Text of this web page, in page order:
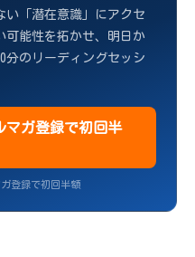
い「潜在意識」にアクセ
可能性を拓かせ、明日か
分のリーディングセッシ
マガ登録で初回半
ガ登録で初回半額